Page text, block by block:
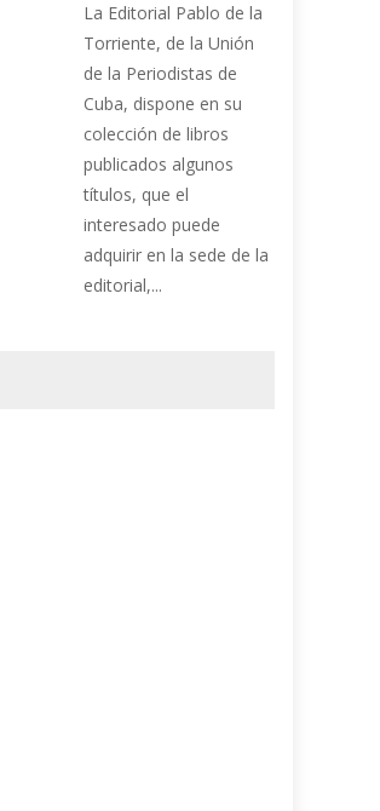
La Editorial Pablo de la
Torriente, de la Unión
de la Periodistas de
Cuba, dispone en su
colección de libros
publicados algunos
títulos, que el
interesado puede
adquirir en la sede de la
editorial,...